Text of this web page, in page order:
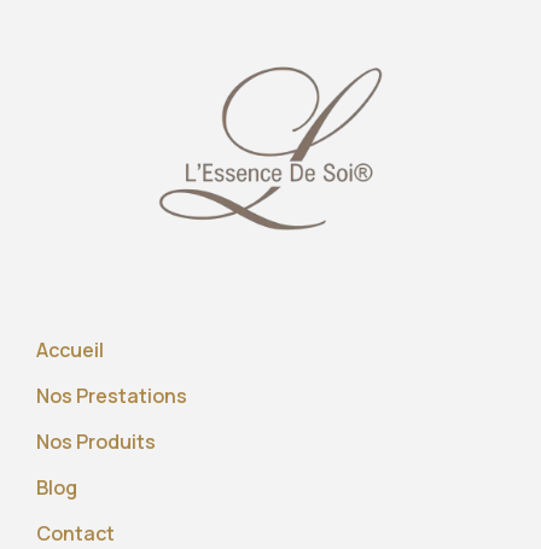
Accueil
Nos Prestations
Nos Produits
Blog
Contact